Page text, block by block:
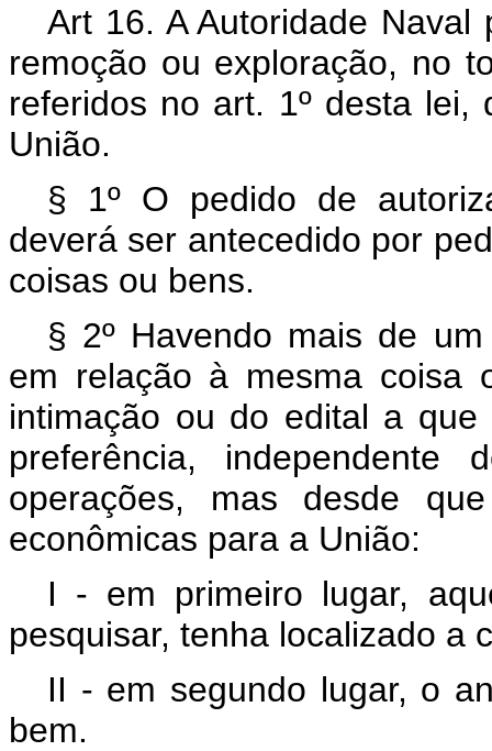
Art 16. A Autoridade
remoção ou exploração, no
referidos no art. 1º desta
União.
§ 1º O pedido de
deverá ser antecedido por
coisas ou bens.
§ 2º Havendo mais de
em relação à mesma coisa
intimação ou do edital a
preferência,
operações, mas desde
econômicas para a União:
I - em primeiro lugar,
pesquisar, tenha localizado a
II - em segundo lugar, o
bem.